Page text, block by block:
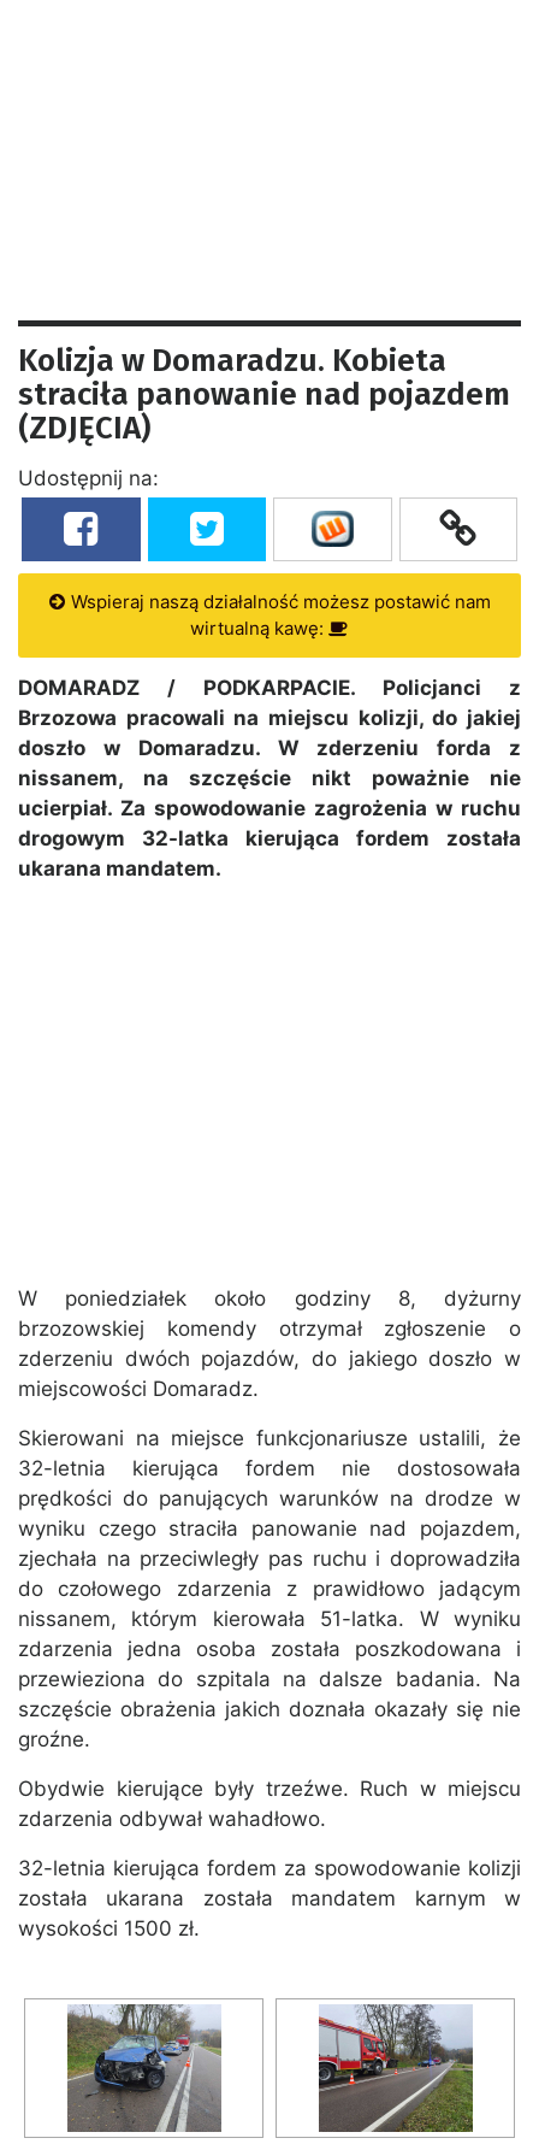
Kolizja w Domaradzu. Kobieta
straciła panowanie nad pojazdem
(ZDJĘCIA)
Udostępnij na:
Wspieraj naszą działalność możesz postawić nam
wirtualną kawę:
DOMARADZ / PODKARPACIE. Policjanci z
Brzozowa pracowali na miejscu kolizji, do jakiej
doszło w Domaradzu. W zderzeniu forda z
nissanem, na szczęście nikt poważnie nie
ucierpiał. Za spowodowanie zagrożenia w ruchu
drogowym 32-latka kierująca fordem została
ukarana mandatem.
W poniedziałek około godziny 8, dyżurny
brzozowskiej komendy otrzymał zgłoszenie o
zderzeniu dwóch pojazdów, do jakiego doszło w
miejscowości Domaradz.
Skierowani na miejsce funkcjonariusze ustalili, że
32-letnia kierująca fordem nie dostosowała
prędkości do panujących warunków na drodze w
wyniku czego straciła panowanie nad pojazdem,
zjechała na przeciwległy pas ruchu i doprowadziła
do czołowego zdarzenia z prawidłowo jadącym
nissanem, którym kierowała 51-latka. W wyniku
zdarzenia jedna osoba została poszkodowana i
przewieziona do szpitala na dalsze badania. Na
szczęście obrażenia jakich doznała okazały się nie
groźne.
Obydwie kierujące były trzeźwe. Ruch w miejscu
zdarzenia odbywał wahadłowo.
32-letnia kierująca fordem za spowodowanie kolizji
została ukarana została mandatem karnym w
wysokości 1500 zł.